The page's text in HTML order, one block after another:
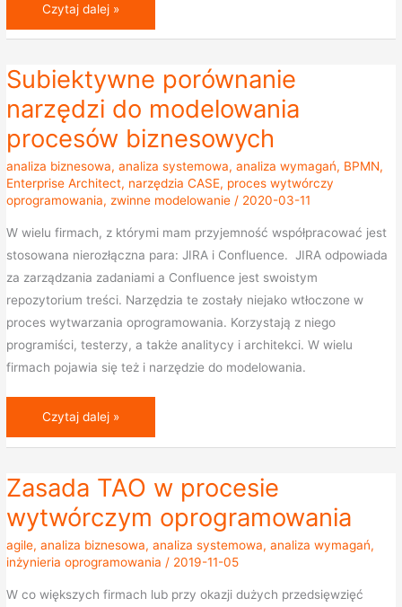
Czytaj dalej »
Subiektywne porównanie
narzędzi do modelowania
procesów biznesowych
analiza biznesowa,analiza systemowa,analiza wymagań, BPMN,
Enterprise Architect, narzędzia CASE, proces wytwórczy
oprogramowania,zwinne modelowanie / 2020-03-11
W wielu firmach, z którymi mam przyjemność współpracować jest
stosowana nierozłączna para: JIRA i Confluence. JIRA odpowiada
za zarządzania zadaniami a Confluence jest swoistym
repozytorium treści. Narzędzia te zostały niejako wtłoczone w
proces wytwarzania oprogramowania. Korzystają z niego
programiści, testerzy, a także analitycy i architekci. W wielu
firmach pojawia się też i narzędzie do modelowania.
Subiektywne
porównanie
narzędzi
do
modelowania
procesów
biznesowych
Czytaj dalej »
Zasada TAO w procesie
wytwórczym oprogramowania
agile,analiza biznesowa,analiza systemowa,analiza wymagań,
inżynieria oprogramowania / 2019-11-05
W co większych firmach lub przy okazji dużych przedsięwzięć
Zasada
w
procesie
wytwórczym
oprogramowania